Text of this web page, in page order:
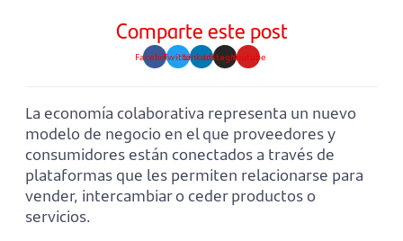
Comparte este post
FacebookTwitterLinkedinInstagramYoutube
La economía colaborativa representa un nuevo
modelo de negocio en el que proveedores y
consumidores están conectados a través de
plataformas que les permiten relacionarse para
vender, intercambiar o ceder productos o
servicios.